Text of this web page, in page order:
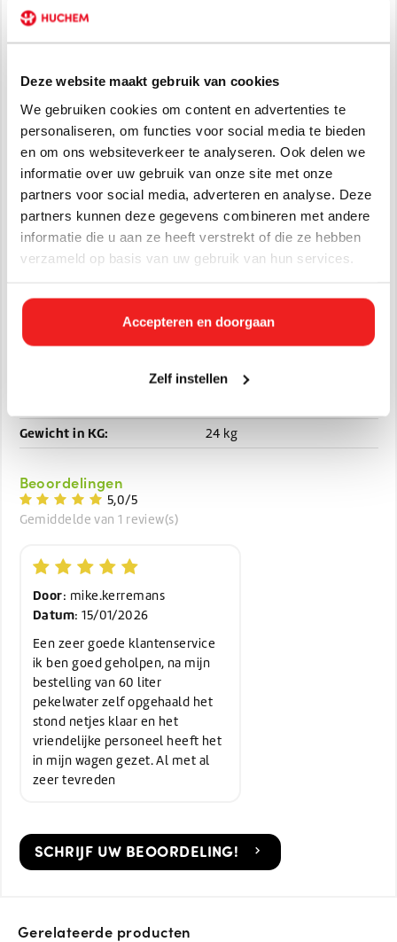
Deze website maakt gebruik van cookies
We gebruiken cookies om content en advertenties te
personaliseren, om functies voor social media te bieden
en om ons websiteverkeer te analyseren. Ook delen we
informatie over uw gebruik van onze site met onze
partners voor social media, adverteren en analyse. Deze
partners kunnen deze gegevens combineren met andere
informatie die u aan ze heeft verstrekt of die ze hebben
verzameld op basis van uw gebruik van hun services.
Accepteren en doorgaan
Zelf instellen
herhalen.
Vloeibare pekel is werkzaam tot temperaturen tot – 15 C.
Pekel is minder belastend voor het milieu omdat de
pekeloplossing een besparing van 80% geeft t.o.v. droog
zout.
Klik hier om het datablad te downloaden
Klik hier om het veiligheidsblad (MSDS) te downloaden
Let op: de verpakking op de afbeelding kan afwijken van het
geleverde product. De blauwe can wordt in de praktijk vaak
Specificaties
Artikelnummer: 274327-20
8720297251924
Gewicht in KG: 24 kg
Beoordelingen
5,0/5
Gemiddelde van 1 review(s)
Door: mike.kerremans
Datum: 15/01/2026
Een zeer goede klantenservice
ik ben goed geholpen, na mijn
bestelling van 60 liter
pekelwater zelf opgehaald het
stond netjes klaar en het
vriendelijke personeel heeft het
in mijn wagen gezet. Al met al
zeer tevreden
SCHRIJF UW BEOORDELING!
Gerelateerde producten